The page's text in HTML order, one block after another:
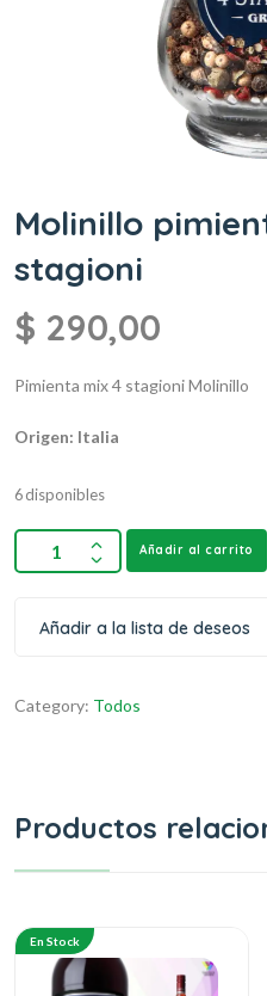
Molinillo
stagioni
$ 290,00
Pimienta mix 4 stagioniMolinillo
Origen: Italia
6 disponibles
Añadir al carrito
Añadir a la lista de deseos
Category: Todos
Productos
En Stock